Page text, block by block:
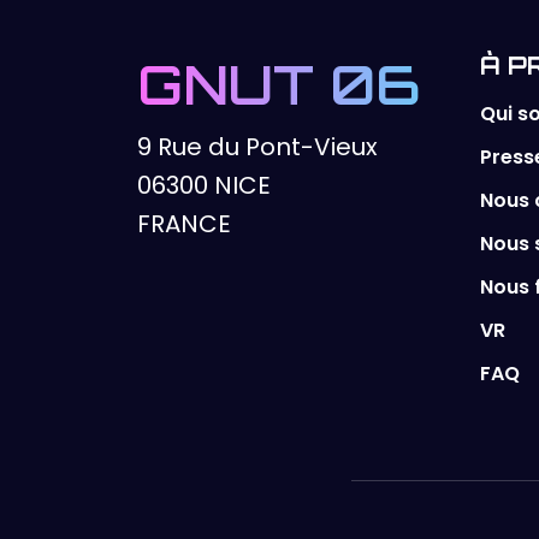
GNUT 06
9 Rue du Pont-Vieux
06300 NICE
FRANCE
À
Qui
Nous
Nous
VR
FAQ